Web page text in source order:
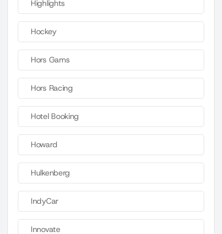
Highlights
Hockey
Hors Gams
Hors Racing
Hotel Booking
Howard
Hulkenberg
IndyCar
Innovate